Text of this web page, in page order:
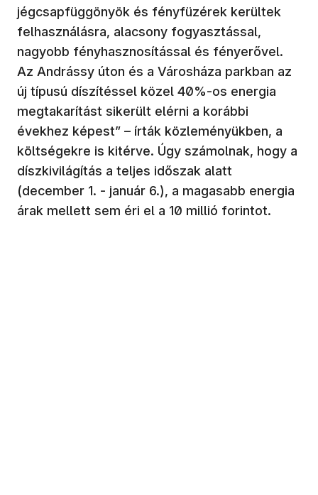
jégcsapfüggönyök és fényfüzérek kerültek
felhasználásra, alacsony fogyasztással,
nagyobb fényhasznosítással és fényerővel.
Az Andrássy úton és a Városháza parkban az
új típusú díszítéssel közel 40%-os energia
megtakarítást sikerült elérni a korábbi
évekhez képest” – írták közleményükben, a
költségekre is kitérve. Úgy számolnak, hogy a
díszkivilágítás a teljes időszak alatt
(december 1. - január 6.), a magasabb energia
árak mellett sem éri el a 10 millió forintot.